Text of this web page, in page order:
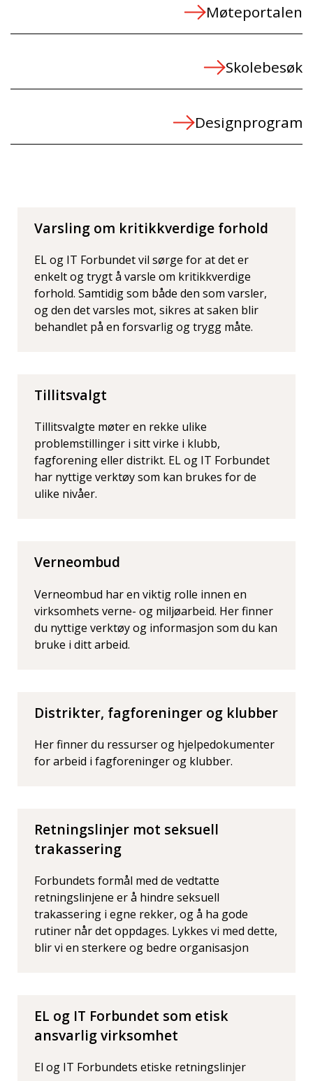
Møteportalen
Skolebesøk
Designprogram
Varsling om kritikkverdige forhold
EL og IT Forbundet vil sørge for at det er
enkelt og trygt å varsle om kritikkverdige
forhold. Samtidig som både den som varsler,
og den det varsles mot, sikres at saken blir
behandlet på en forsvarlig og trygg måte.
Tillitsvalgt
Tillitsvalgte møter en rekke ulike
problemstillinger i sitt virke i klubb,
fagforening eller distrikt. EL og IT Forbundet
har nyttige verktøy som kan brukes for de
ulike nivåer.
Verneombud
Verneombud har en viktig rolle innen en
virksomhets verne- og miljøarbeid. Her finner
du nyttige verktøy og informasjon som du kan
bruke i ditt arbeid.
Distrikter, fagforeninger og klubber
Her finner du ressurser og hjelpedokumenter
for arbeid i fagforeninger og klubber.
Retningslinjer mot seksuell
trakassering
Forbundets formål med de vedtatte
retningslinjene er å hindre seksuell
trakassering i egne rekker, og å ha gode
rutiner når det oppdages. Lykkes vi med dette,
blir vi en sterkere og bedre organisasjon
EL og IT Forbundet som etisk
ansvarlig virksomhet
El og IT Forbundets etiske retningslinjer